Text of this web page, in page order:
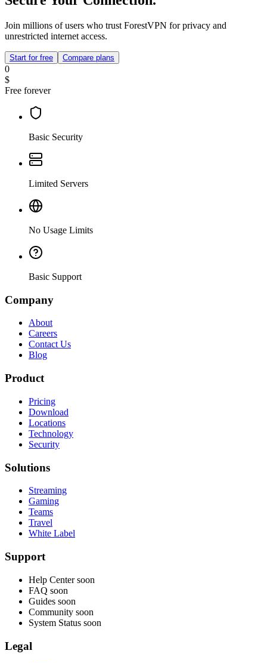
Join millions of users who trust ForestVPN for privacy and
unrestricted internet access.
Start for free Compare plans
0
$
Free forever
Basic Security
Limited Servers
No Usage Limits
Basic Support
Company
About
Careers
Contact Us
Blog
Product
Pricing
Download
Locations
Technology
Security
Solutions
Streaming
Gaming
Teams
Travel
White Label
Support
Help Center soon
FAQ soon
Guides soon
Community soon
System Status soon
Legal